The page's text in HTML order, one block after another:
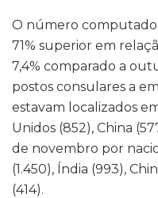
O número
71% superior em
7,4% comparado a
postos consulares a
estavam localizados
Unidos (852), China
de novembro por
(1.450), Índia (993),
(414).